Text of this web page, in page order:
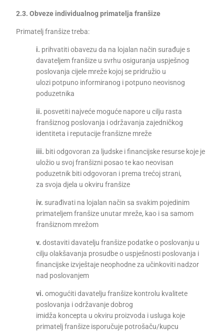
2.3. Obveze individualnog primatelja franšize
Primatelj franšize treba:
i. prihvatiti obavezu da na lojalan način surađuje s
davateljem franšize u svrhu osiguranja uspješnog
poslovanja cijele mreže kojoj se pridružio u
ulozi potpuno informiranog i potpuno neovisnog
poduzetnika
ii. posvetiti najveće moguće napore u cilju rasta
franšiznog poslovanja i održavanja zajedničkog
identiteta i reputacije franšizne mreže
iii. biti odgovoran za ljudske i financijske resurse koje je
uložio u svoj franšizni posao te kao neovisan
poduzetnik biti odgovoran i prema trećoj strani,
za svoja djela u okviru franšize
iv. surađivati na lojalan način sa svakim pojedinim
primateljem franšize unutar mreže, kao i sa samom
franšiznom mrežom
v. dostaviti davatelju franšize podatke o poslovanju u
cilju olakšavanja prosudbe o uspješnosti poslovanja i
financijske izvještaje neophodne za učinkoviti nadzor
nad poslovanjem
vi. omogućiti davatelju franšize kontrolu kvalitete
poslovanja i održavanje dobrog
imidža koncepta u okviru proizvoda i usluga koje
primatelj franšize isporučuje potrošaču/kupcu